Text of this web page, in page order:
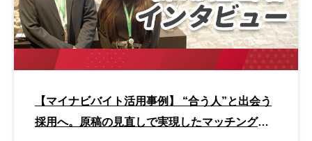
【マイナビバイト活用事例】 “合う人”と出会う
採用へ。原稿の見直しで実現したマッチング改